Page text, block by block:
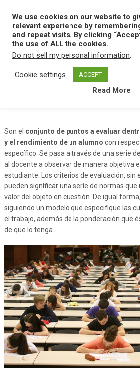
content
MENU
Home C Criterio De Evaluacion
Criterio De
Son el conjunto de puntos a evaluar
y el rendimiento de un alumno con
específico. Se pasa a través de una serie
al docente a observar de manera objetiva
estudiante. Los criterios de evaluación, sin
pueden significar una serie de normas que
valor del objeto en cuestión. De igual
siguiendo un modelo que especifique las
el trabajo, además de la ponderación que
de que lo tenga.
We use cookies on our website to
relevant experience by
and repeat visits. By clicking
the use of ALL the cookies.
Do not sell my personal information.
Cookie settings ACCEPT
Read More